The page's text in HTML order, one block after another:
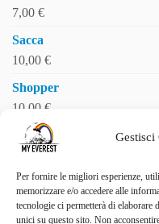
Gestisci
Per fornire le migliori esperienze,
memorizzare e/o accedere alle
tecnologie ci permetterà di
unici su questo sito. Non
7,00 €
Sacca
10,00 €
Shopper
10,00 €
Vuoi